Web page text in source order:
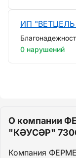
ИП
0 нарушений
О компании
"КӘУСӘР"
Компания